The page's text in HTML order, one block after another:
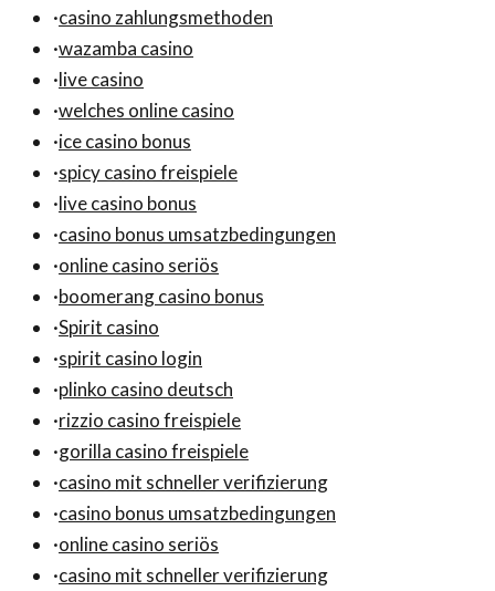
·casino zahlungsmethoden
·wazamba casino
·live casino
·welches online casino
·ice casino bonus
·spicy casino freispiele
·live casino bonus
·casino bonus umsatzbedingungen
·online casino seriös
·boomerang casino bonus
·Spirit casino
·spirit casino login
·plinko casino deutsch
·rizzio casino freispiele
·gorilla casino freispiele
·casino mit schneller verifizierung
·casino bonus umsatzbedingungen
·online casino seriös
·casino mit schneller verifizierung